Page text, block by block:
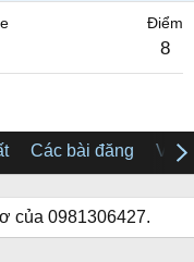
Điểm
8
Các bài đăng Về
của 0981306427.